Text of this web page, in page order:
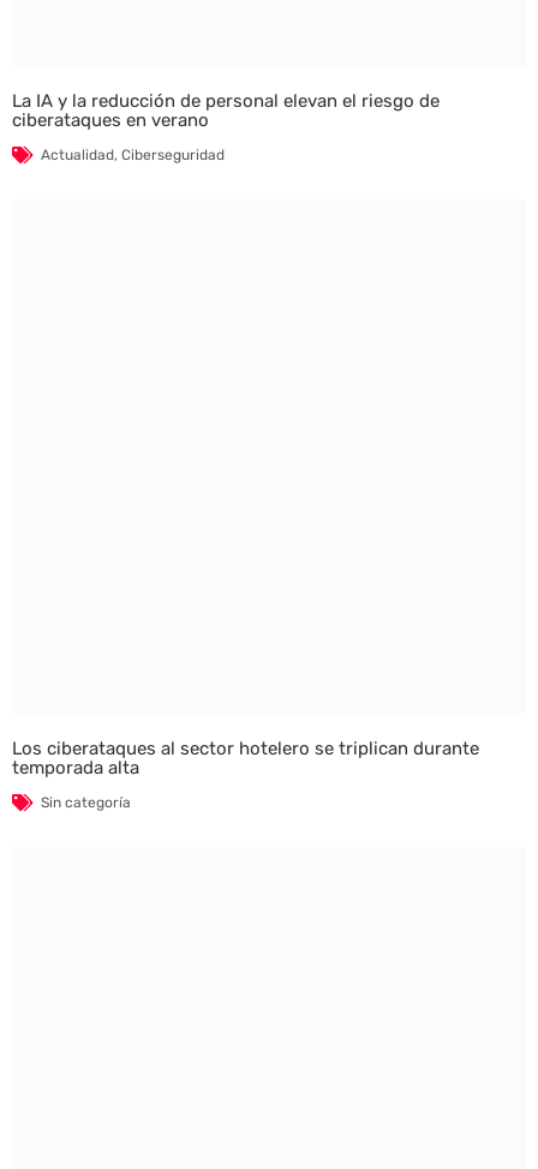
La IA y la reducción de personal elevan el riesgo de
ciberataques en verano
Actualidad, Ciberseguridad
Los ciberataques al sector hotelero se triplican durante
temporada alta
Sin categoría